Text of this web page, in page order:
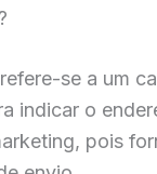
se a um
indicar o
pois